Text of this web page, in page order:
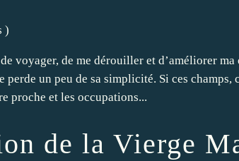
)
voyager, de me dérouiller et d’améliorer
perde un peu de sa simplicité. Si ces champs,
proche et les occupations...
de la Vierge